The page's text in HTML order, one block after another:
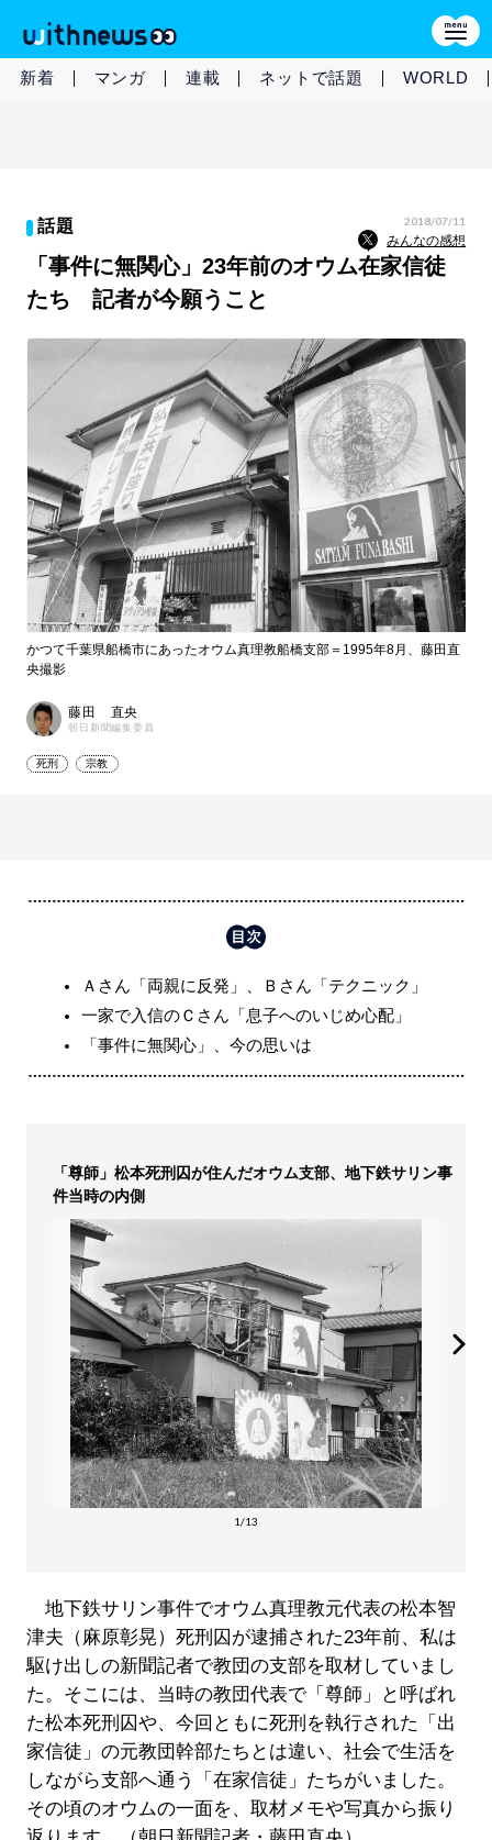
新着 マンガ 連載 ネットで話題 WORLD
話題 2018/07/11
みんなの感想
「事件に無関心」23年前のオウム在家信徒
たち 記者が今願うこと
かつて千葉県船橋市にあったオウム真理教船橋支部＝1995年8月、藤田直
央撮影
藤田 直央
朝日新聞編集委員
死刑 宗教
Ａさん「両親に反発」、Ｂさん「テクニック」
一家で入信のＣさん「息子へのいじめ心配」
「事件に無関心」、今の思いは
「尊師」松本死刑囚が住んだオウム支部、地下鉄サリン事
件当時の内側
1/13
地下鉄サリン事件でオウム真理教元代表の松本智
津夫（麻原彰晃）死刑囚が逮捕された23年前、私は
駆け出しの新聞記者で教団の支部を取材していまし
た。そこには、当時の教団代表で「尊師」と呼ばれ
た松本死刑囚や、今回ともに死刑を執行された「出
家信徒」の元教団幹部たちとは違い、社会で生活を
しながら支部へ通う「在家信徒」たちがいました。
その頃のオウムの一面を、取材メモや写真から振り